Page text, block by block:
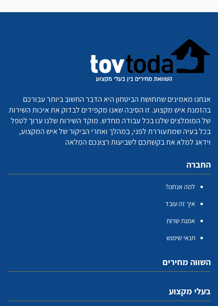
אנחנו מאמינים שתחושת הביטחון היא הדבר החשוב ביותר עבורכם
בהזמנת איש מקצוע. זו הסיבה שאנו מקפידים לבדוק את איכות השירות
של המומלצים שלנו בכל עבודה מחדש. מוקד השירות שלנו ערוך לטפל
בכל בעיה שמתעוררת לפני, במהלך ואחרי הביקור של איש המקצוע,
וידאג למלא את בקשתכם לשביעות רצונכם המלאה
החברה
למה אנחנו?
איך זה עובד
אמנת שרות
תנאי שימוש
השווה מחירים
בעלי מקצוע